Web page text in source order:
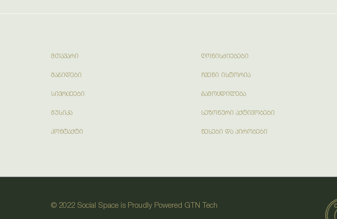
ᲛᲗᲐᲕᲐᲠᲘ ᲦᲝᲜᲘᲡᲫᲘᲔᲑᲔᲑᲘ
ᲛᲐᲒᲘᲓᲔᲑᲘ ᲩᲕᲔᲜᲘ ᲘᲡᲢᲝᲠᲘᲐ
ᲡᲘᲕᲠᲪᲔᲔᲑᲘ ᲒᲐᲛᲝᲪᲓᲘᲚᲔᲑᲐ
ᲛᲣᲡᲘᲙᲐ ᲡᲔᲖᲝᲜᲣᲠᲘ ᲐᲥᲢᲘᲕᲝᲑᲔᲑᲘ
ᲙᲝᲜᲢᲐᲥᲢᲘ ᲬᲔᲡᲔᲑᲘ ᲓᲐ ᲞᲘᲠᲝᲑᲔᲑᲘ
© 2022 Social Space is Proudly Powered GTN Tech